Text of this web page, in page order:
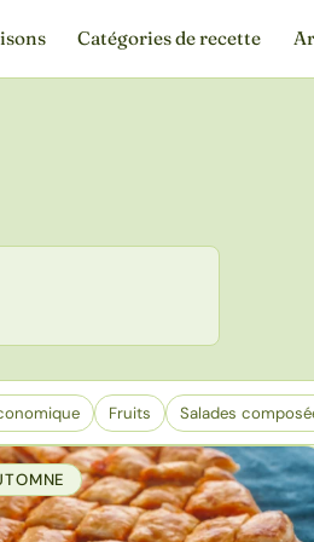
Catégories de recette
Fruits Salades